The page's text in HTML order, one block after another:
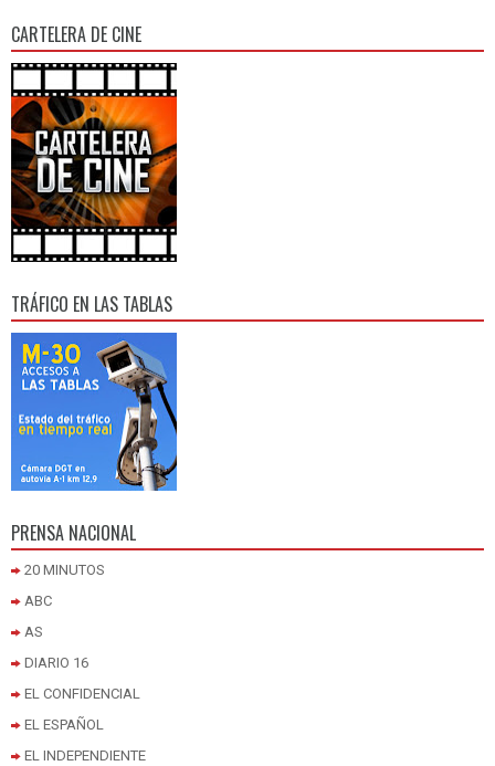
CARTELERA DE CINE
TRÁFICO EN LAS TABLAS
PRENSA NACIONAL
20 MINUTOS
ABC
AS
DIARIO 16
EL CONFIDENCIAL
EL ESPAÑOL
EL INDEPENDIENTE